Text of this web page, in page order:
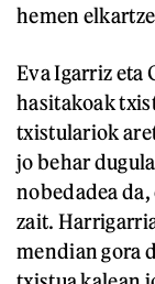
hemen
Eva Igarriz eta
hasitakoak
txistulariok
jo behar
nobedadea
zait.
mendian gora